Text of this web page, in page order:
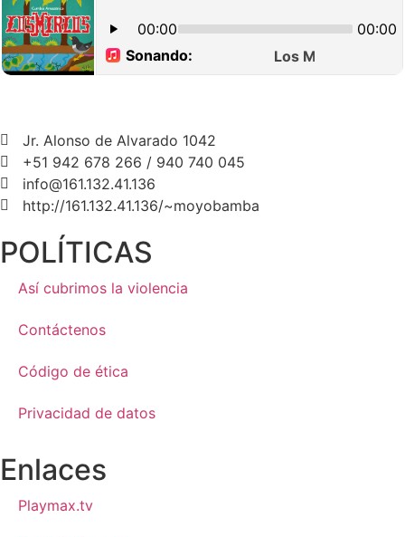
Jr. Alonso de Alvarado 1042
+51 942 678 266 / 940 740 045
info@161.132.41.136
http://161.132.41.136/~moyobamba
POLÍTICAS
Así cubrimos la violencia
Contáctenos
Código de ética
Privacidad de datos
Enlaces
Playmax.tv